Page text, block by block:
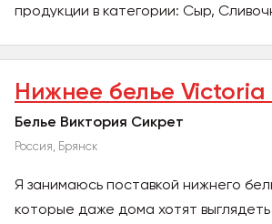
продукции в категории: Сыр,
Нижнее белье Victoria
Белье Виктория Сикрет
Россия, Брянск
Я занимаюсь поставкой нижнего
которые даже дома хотят